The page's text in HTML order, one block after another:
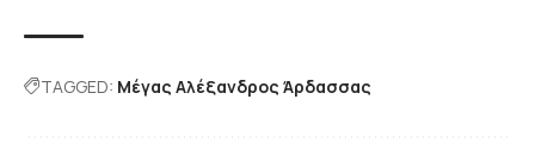
TAGGED: Μέγας Αλέξανδρος Άρδασσας